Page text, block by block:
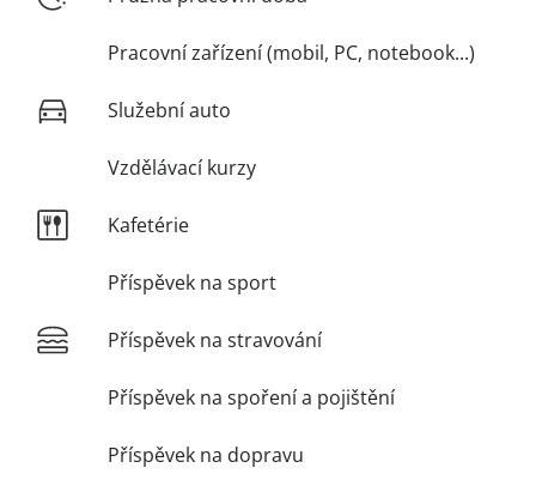
Pracovní zařízení (mobil, PC, notebook...)
Služební auto
Vzdělávací kurzy
Kafetérie
Příspěvek na sport
Příspěvek na stravování
Příspěvek na spoření a pojištění
Příspěvek na dopravu